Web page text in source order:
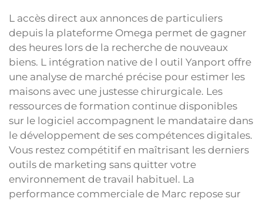
L accès direct aux annonces de particuliers
depuis la plateforme Omega permet de gagner
des heures lors de la recherche de nouveaux
biens. L intégration native de l outil Yanport offre
une analyse de marché précise pour estimer les
maisons avec une justesse chirurgicale. Les
ressources de formation continue disponibles
sur le logiciel accompagnent le mandataire dans
le développement de ses compétences digitales.
Vous restez compétitif en maîtrisant les derniers
outils de marketing sans quitter votre
environnement de travail habituel. La
performance commerciale de Marc repose sur